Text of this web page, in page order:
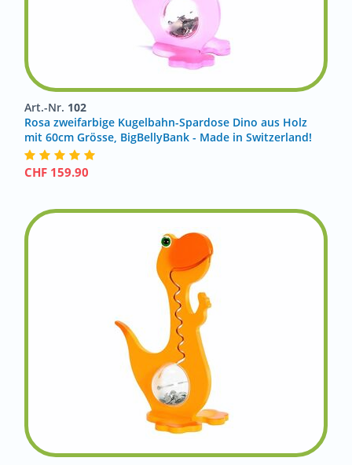
Art.-Nr. 102
Rosa zweifarbige Kugelbahn-Spardose Dino aus Holz
mit 60cm Grösse, BigBellyBank - Made in Switzerland!
CHF 159.90